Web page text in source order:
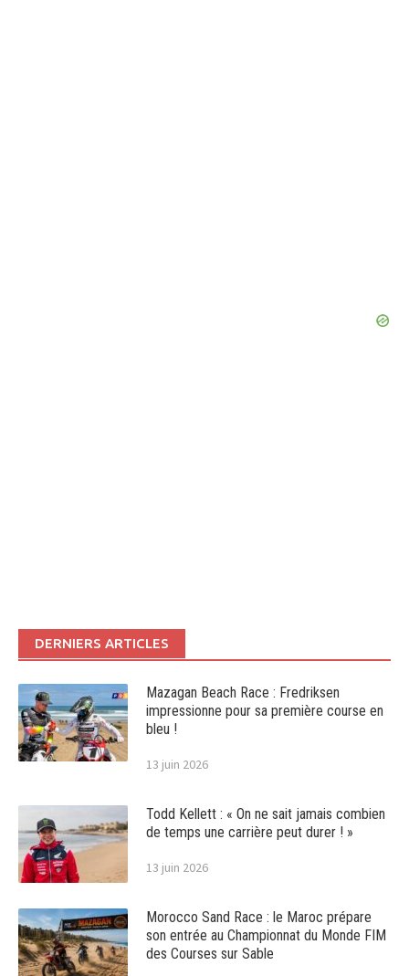
DERNIERS ARTICLES
Mazagan Beach Race : Fredriksen
impressionne pour sa première course en
bleu !
13 juin 2026
Todd Kellett : « On ne sait jamais combien
de temps une carrière peut durer ! »
13 juin 2026
Morocco Sand Race : le Maroc prépare
son entrée au Championnat du Monde FIM
des Courses sur Sable